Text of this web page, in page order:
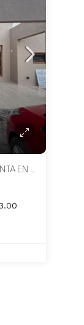
HERMOSA CASA A ESTRENAR EN VENTA EN BARRIO SAN FELIPE